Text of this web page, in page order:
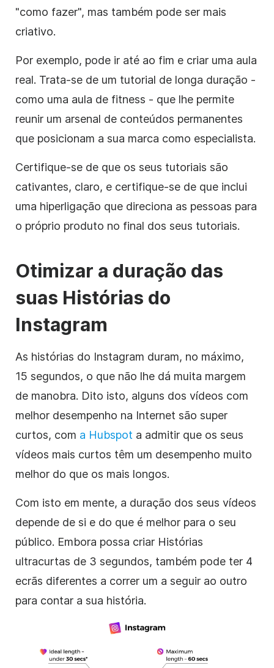
"como fazer", mas também pode ser mais
criativo.
Por exemplo, pode ir até ao fim e criar uma aula
real. Trata-se de um tutorial de longa duração -
como uma aula de fitness - que lhe permite
reunir um arsenal de conteúdos permanentes
que posicionam a sua marca como especialista.
Certifique-se de que os seus tutoriais são
cativantes, claro, e certifique-se de que inclui
uma hiperligação que direciona as pessoas para
o próprio produto no final dos seus tutoriais.
Otimizar a duração das
suas Histórias do
Instagram
As histórias do Instagram duram, no máximo,
15 segundos, o que não lhe dá muita margem
de manobra. Dito isto, alguns dos vídeos com
melhor desempenho na Internet são super
curtos, com a Hubspot a admitir que os seus
vídeos mais curtos têm um desempenho muito
melhor do que os mais longos.
Com isto em mente, a duração dos seus vídeos
depende de si e do que é melhor para o seu
público. Embora possa criar Histórias
ultracurtas de 3 segundos, também pode ter 4
ecrãs diferentes a correr um a seguir ao outro
para contar a sua história.